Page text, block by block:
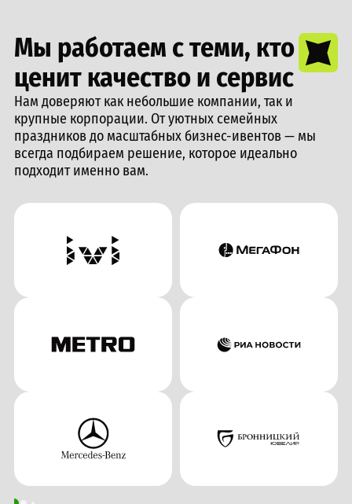
Мы работаем с теми, кто
ценит качество и сервис
Нам доверяют как небольшие компании, так и
крупные корпорации. От уютных семейных
праздников до масштабных бизнес-ивентов — мы
всегда подбираем решение, которое идеально
подходит именно вам.